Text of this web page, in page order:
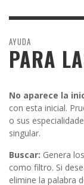
AYUDA
PARA
No aparece la
con esta inicial.
o sus
singular.
Buscar: Genera
como filtro. Si
elimine la palabra